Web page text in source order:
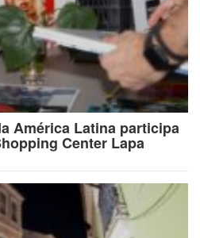
América Latina participa
Center Lapa